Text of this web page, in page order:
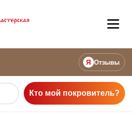
Я Отзывы
Кто мой покровитель?